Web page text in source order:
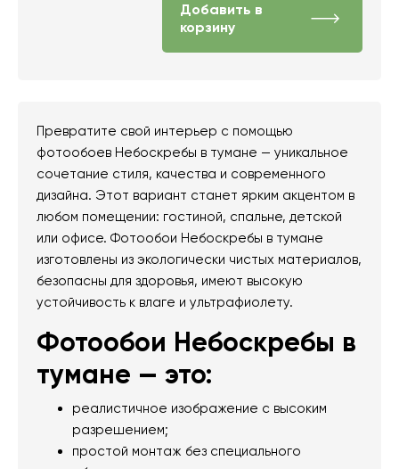
Добавить в
корзину
Превратите свой интерьер с помощью
фотообоев Небоскребы в тумане — уникальное
сочетание стиля, качества и современного
дизайна. Этот вариант станет ярким акцентом в
любом помещении: гостиной, спальне, детской
или офисе. Фотообои Небоскребы в тумане
изготовлены из экологически чистых материалов,
безопасны для здоровья, имеют высокую
устойчивость к влаге и ультрафиолету.
Фотообои Небоскребы в
тумане — это:
реалистичное изображение с высоким
разрешением;
простой монтаж без специального